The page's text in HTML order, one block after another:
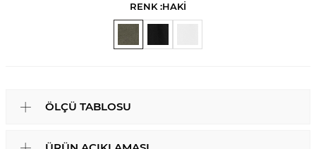
RENK :HAKİ
ÖLÇÜ TABLOSU